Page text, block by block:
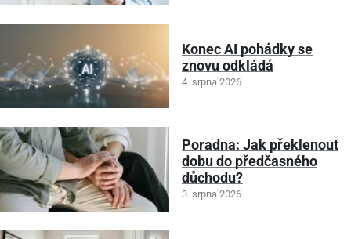
Konec AI pohádky se
znovu odkládá
4. srpna 2026
Poradna: Jak překlenout
dobu do předčasného
důchodu?
3. srpna 2026